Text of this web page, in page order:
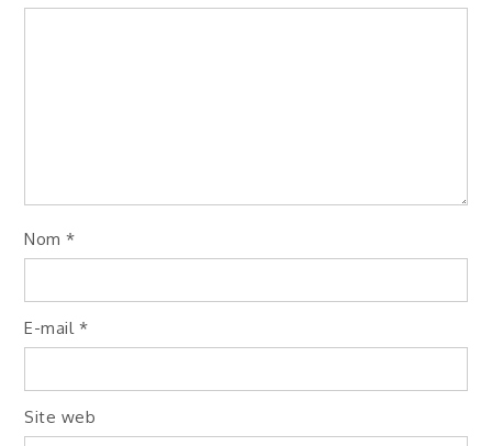
Nom*
E-mail *
Site web